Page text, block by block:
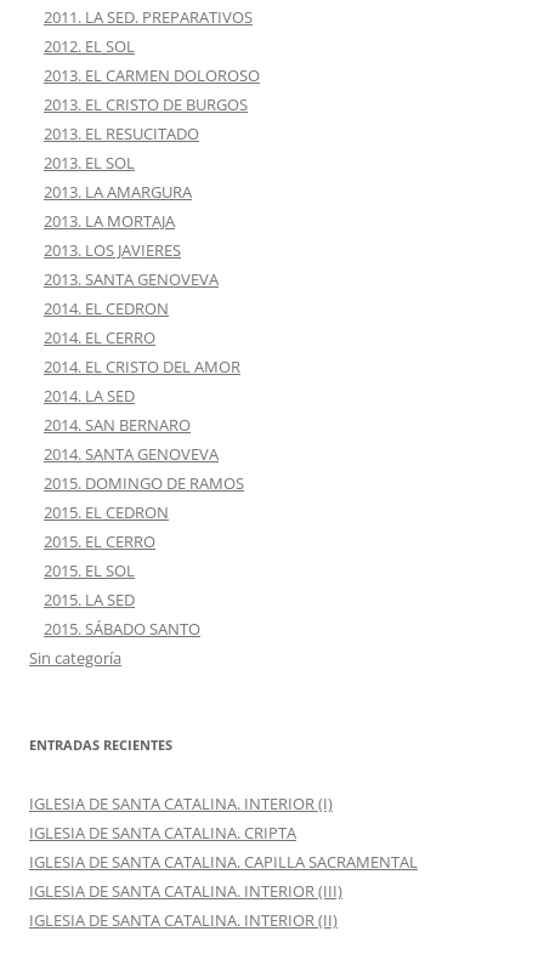
2011. LA SED. PREPARATIVOS
2012. EL SOL
2013. EL CARMEN DOLOROSO
2013. EL CRISTO DE BURGOS
2013. EL RESUCITADO
2013. EL SOL
2013. LA AMARGURA
2013. LA MORTAJA
2013. LOS JAVIERES
2013. SANTA GENOVEVA
2014. EL CEDRON
2014. EL CERRO
2014. EL CRISTO DEL AMOR
2014. LA SED
2014. SAN BERNARO
2014. SANTA GENOVEVA
2015. DOMINGO DE RAMOS
2015. EL CEDRON
2015. EL CERRO
2015. EL SOL
2015. LA SED
2015. SÁBADO SANTO
Sin categoría
ENTRADAS RECIENTES
IGLESIA DE SANTA CATALINA. INTERIOR (I)
IGLESIA DE SANTA CATALINA. CRIPTA
IGLESIA DE SANTA CATALINA. CAPILLA SACRAMENTAL
IGLESIA DE SANTA CATALINA. INTERIOR (III)
IGLESIA DE SANTA CATALINA. INTERIOR (II)